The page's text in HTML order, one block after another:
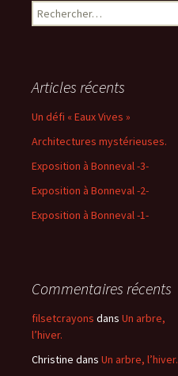
Rechercher :
Articles récents
Un défi « Eaux Vives »
Architectures mystérieuses.
Exposition à Bonneval -3-
Exposition à Bonneval -2-
Exposition à Bonneval -1-
Commentaires récents
filsetcrayons dans Un arbre,
l’hiver.
Christine dans Un arbre, l’hiver.